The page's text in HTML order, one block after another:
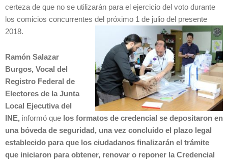
certeza de que no se utilizarán para el ejercicio del voto durante
los comicios concurrentes del próximo 1 de julio del presente
2018.
Ramón Salazar
Burgos, Vocal del
Registro Federal de
Electores de la Junta
Local Ejecutiva del
INE, informó que los formatos de credencial se depositaron en
una bóveda de seguridad, una vez concluido el plazo legal
establecido para que los ciudadanos finalizarán el trámite
que iniciaron para obtener, renovar o reponer la Credencial